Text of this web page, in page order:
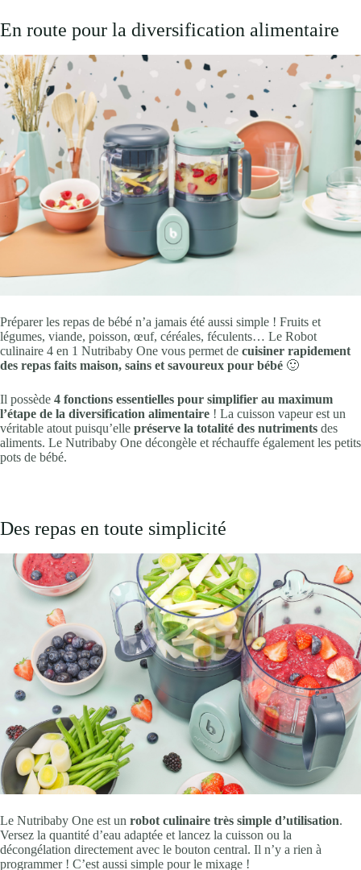
En route pour la diversification alimentaire
Préparer les repas de bébé n’a jamais été aussi simple ! Fruits et
légumes, viande, poisson, œuf, céréales, féculents… Le Robot
culinaire 4 en 1 Nutribaby One vous permet de cuisiner rapidement
des repas faits maison, sains et savoureux pour bébé 🙂
Il possède 4 fonctions essentielles pour simplifier au maximum
l’étape de la diversification alimentaire ! La cuisson vapeur est un
véritable atout puisqu’elle préserve la totalité des nutriments des
aliments. Le Nutribaby One décongèle et réchauffe également les petits
pots de bébé.
Des repas en toute simplicité
Le Nutribaby One est un robot culinaire très simple d’utilisation.
Versez la quantité d’eau adaptée et lancez la cuisson ou la
décongélation directement avec le bouton central. Il n’y a rien à
programmer ! C’est aussi simple pour le mixage !